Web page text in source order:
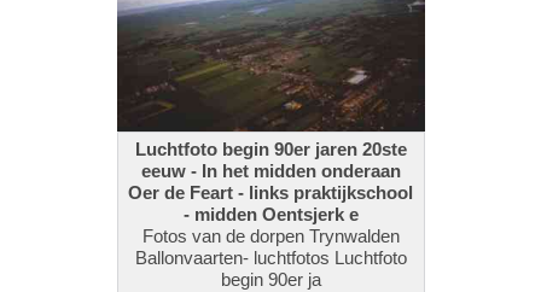
Luchtfoto begin 90er jaren 20ste
eeuw - In het midden onderaan
Oer de Feart - links praktijkschool
- midden Oentsjerk e
Fotos van de dorpen Trynwalden
Ballonvaarten- luchtfotos Luchtfoto
begin 90er ja